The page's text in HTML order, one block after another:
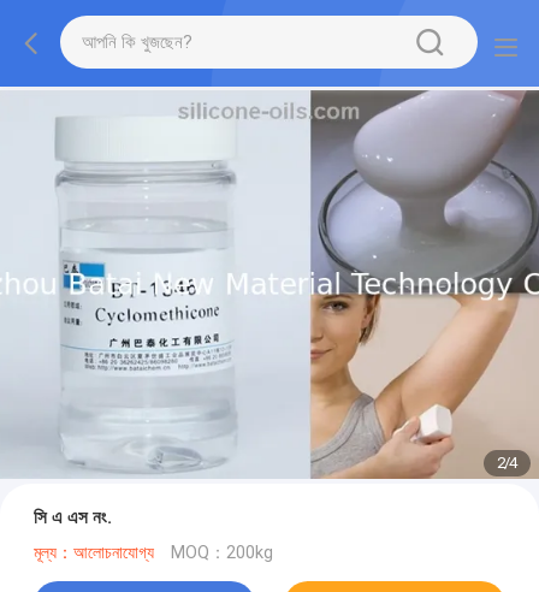
2/4
সি এ এস নং.
মূল্য：আলোচনাযোগ্য MOQ：200kg